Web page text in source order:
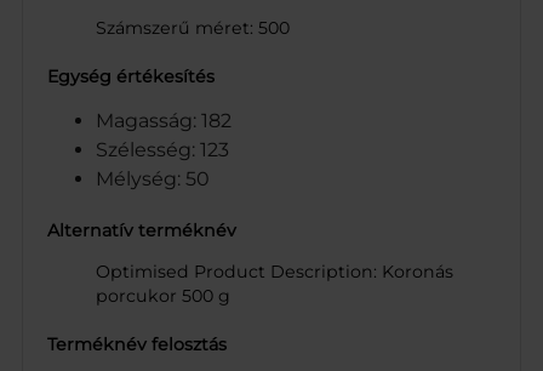
Számszerű méret: 500
Egység értékesítés
Magasság: 182
Szélesség: 123
Mélység: 50
Alternatív terméknév
Optimised Product Description: Koronás
porcukor 500 g
Terméknév felosztás